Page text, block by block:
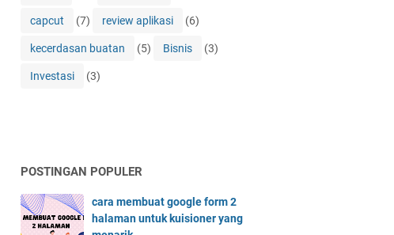
capcut (7) review aplikasi (6)
kecerdasan buatan (5) Bisnis (3)
Investasi (3)
POSTINGAN POPULER
cara membuat google form 2
halaman untuk kuisioner yang